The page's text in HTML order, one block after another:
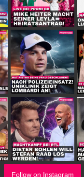
Follow on Instagram